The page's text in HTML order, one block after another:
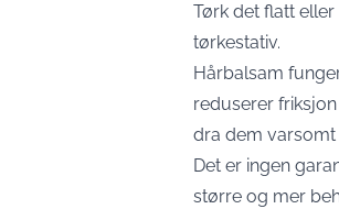
Tørk det flatt
tørkestativ.
Hårbalsam
reduserer
dra dem varsomt
Det er ingen
større og mer